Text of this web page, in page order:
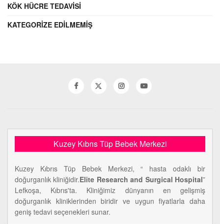
KÖK HÜCRE TEDAVISI
KATEGORIZE EDILMEMIŞ
Kuzey Kıbrıs Tüp Bebek Merkezi
Kuzey Kıbrıs Tüp Bebek Merkezi, “ hasta odaklı bir
doğurganlık kliniğidir.Elite Research and Surgical Hospital”
Lefkoşa, Kıbrıs'ta. Kliniğimiz dünyanın en gelişmiş
doğurganlık kliniklerinden biridir ve uygun fiyatlarla daha
geniş tedavi seçenekleri sunar.